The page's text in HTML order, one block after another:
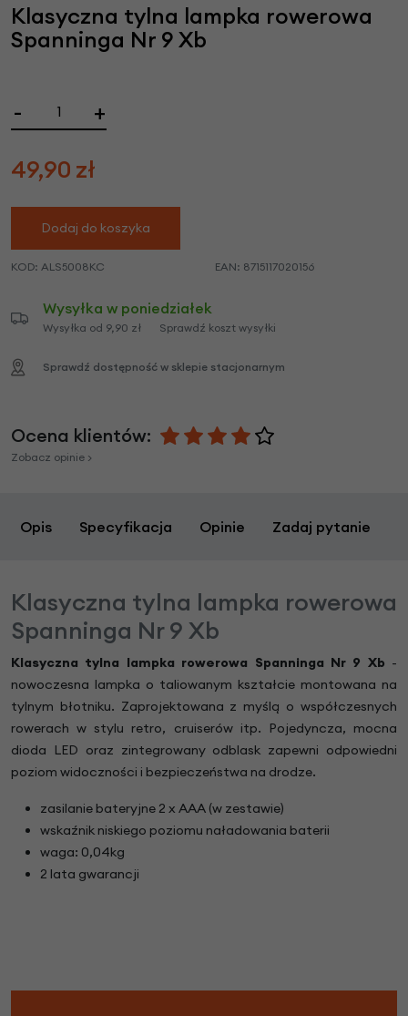
Klasyczna tylna lampka rowerowa
Spanninga Nr 9 Xb
- +
49,90 zł
Dodaj do koszyka
KOD: ALS5008KC EAN: 8715117020156
Wysyłka w poniedziałek
Wysyłka od 9,90 zł Sprawdź koszt wysyłki
Sprawdź dostępność w sklepie stacjonarnym
Ocena klientów:
Zobacz opinie >
Opis Specyfikacja Opinie Zadaj pytanie
Klasyczna tylna lampka rowerowa
Spanninga Nr 9 Xb
Klasyczna tylna lampka rowerowa Spanninga Nr 9 Xb -
nowoczesna lampka o taliowanym kształcie montowana na
tylnym błotniku. Zaprojektowana z myślą o współczesnych
rowerach w stylu retro, cruiserów itp. Pojedyncza, mocna
dioda LED oraz zintegrowany odblask zapewni odpowiedni
poziom widoczności i bezpieczeństwa na drodze.
zasilanie bateryjne 2 x AAA (w zestawie)
wskaźnik niskiego poziomu naładowania baterii
waga: 0,04kg
2 lata gwarancji